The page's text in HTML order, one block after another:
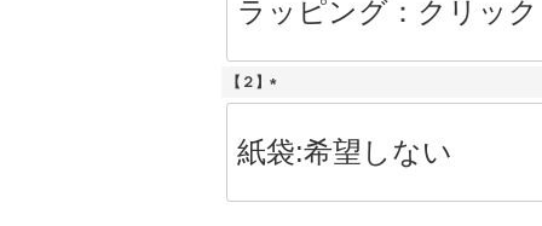
須
【２】
(
須